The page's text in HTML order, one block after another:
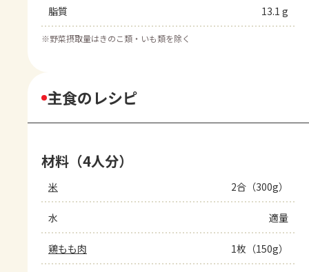
脂質 13.1 g
※野菜摂取量はきのこ類・いも類を除く
主食のレシピ
材料（4人分）
米 2合（300g）
水 適量
鶏もも肉 1枚（150g）